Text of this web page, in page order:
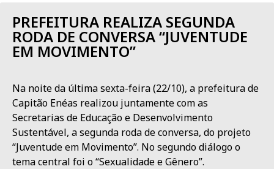
PREFEITURA REALIZA SEGUNDA
RODA DE CONVERSA “JUVENTUDE
EM MOVIMENTO”
Na noite da última sexta-feira (22/10), a prefeitura de
Capitão Enéas realizou juntamente com as
Secretarias de Educação e Desenvolvimento
Sustentável, a segunda roda de conversa, do projeto
“Juventude em Movimento”. No segundo diálogo o
tema central foi o “Sexualidade e Gênero”.